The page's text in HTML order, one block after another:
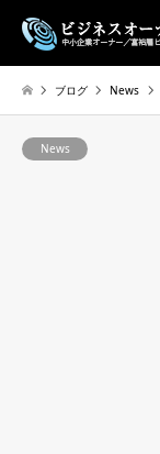
ブログ News
News